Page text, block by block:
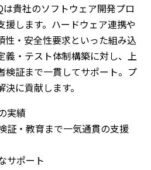
貴社のソフトウェア開発プロ
援します。ハードウェア連携や
性・安全性要求といった組み込
義・テスト体制構築に対し、上
検証まで一貫してサポート。プ
に貢献します。
実績
証・教育まで一気通貫の支援
サポート